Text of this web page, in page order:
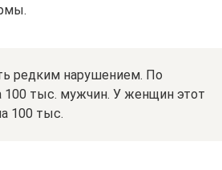
редким нарушением. По
100 тыс. мужчин. У женщин этот
100 тыс.